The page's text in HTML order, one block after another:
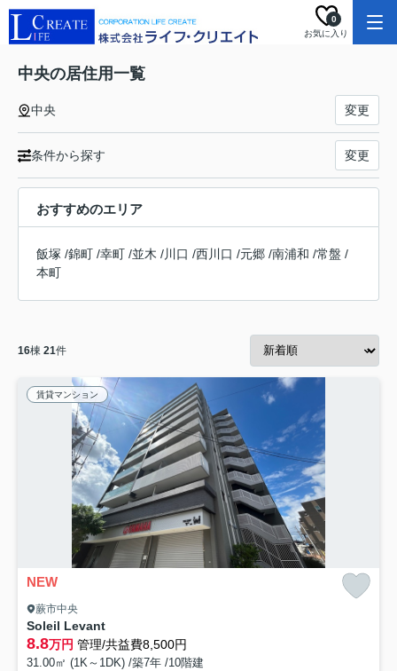
お気に入り
0
中央の居住用一覧
中央 変更
条件から探す 変更
おすすめのエリア
飯塚 /錦町 /幸町 /並木 /川口 /西川口 /元郷 /南浦和 /常盤 /
本町
16棟 21件
賃貸マンション
NEW
蕨市中央
Soleil Levant
8.8万円 管理/共益費8,500円
31.00㎡ (1K～1DK) /築7年 /10階建